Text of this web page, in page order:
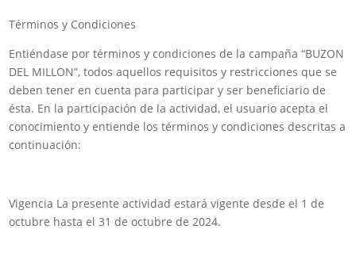
Términos y Condiciones
Entiéndase por términos y condiciones de la campaña “BUZON
DEL MILLON”, todos aquellos requisitos y restricciones que se
deben tener en cuenta para participar y ser beneficiario de
ésta. En la participación de la actividad, el usuario acepta el
conocimiento y entiende los términos y condiciones descritas a
continuación:
Vigencia La presente actividad estará vigente desde el 1 de
octubre hasta el 31 de octubre de 2024.